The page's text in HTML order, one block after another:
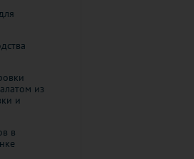
из
и
в